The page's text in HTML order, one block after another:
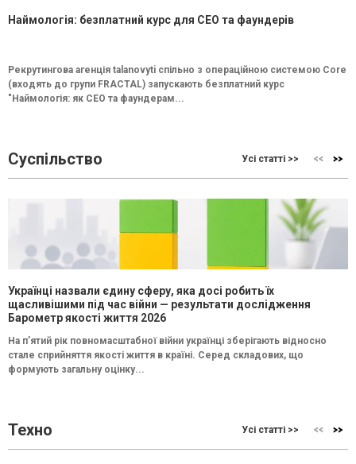
Наймологія: безплатний курс для CEO та фаундерів
Рекрутингова агенція talanovyti спільно з операційною системою Core
(входять до групи FRACTAL) запускають безплатний курс
"Наймологія: як СEO та фаундерам...
Суспільство Усі статті >>
Українці назвали єдину сферу, яка досі робить їх
щасливішими під час війни — результати дослідження
Барометр якості життя 2026
На п’ятий рік повномасштабної війни українці зберігають відносно
стале сприйняття якості життя в країні. Серед складових, що
формують загальну оцінку...
Техно Усі статті >>